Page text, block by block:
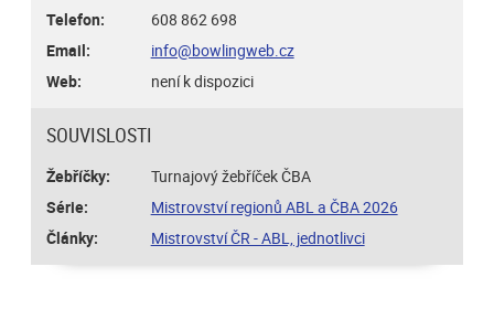
Telefon:
608 862 698
Email:
info@bowlingweb.cz
Web:
není k dispozici
SOUVISLOSTI
Žebříčky:
Turnajový žebříček ČBA
Série:
Mistrovství regionů ABL a ČBA 2026
Články:
Mistrovství ČR - ABL, jednotlivci